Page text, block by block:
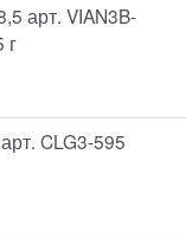
арт. VIAN3B-
г
CLG3-595